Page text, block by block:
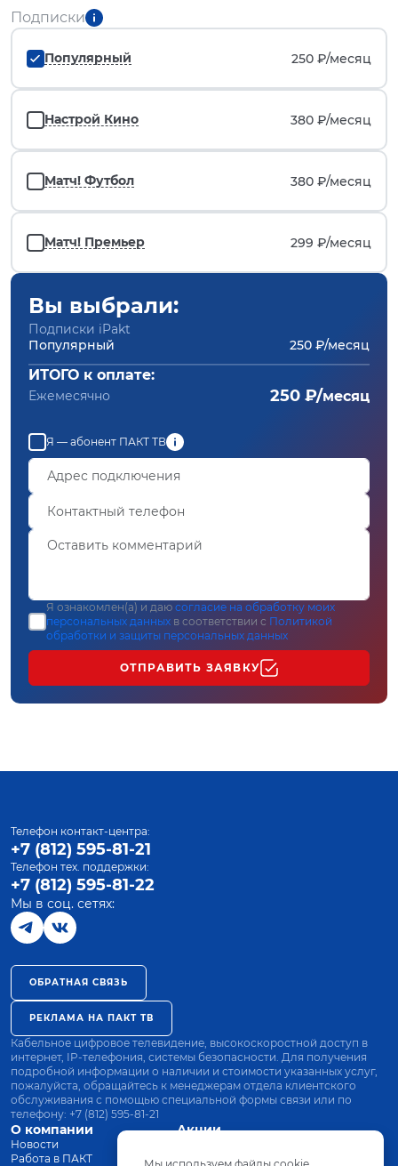
Подписки
Популярный 250 ₽/месяц
Настрой Кино 380 ₽/месяц
Матч! Футбол 380 ₽/месяц
Матч! Премьер 299 ₽/месяц
Вы выбрали:
Подписки iPakt
Популярный
250 ₽/месяц
ИТОГО к оплате:
Ежемесячно 250 ₽/месяц
Я — абонент ПАКТ ТВ
Я ознакомлен(а) и даю согласие на обработку моих
персональных данных в соответствии с Политикой
обработки и защиты персональных данных
ОТПРАВИТЬ ЗАЯВКУ
О компании
Новости
Работа в ПАКТ
Акции
Оплата
Телефон контакт-центра:
+7 (812) 595-81-21
Телефон тех. поддержки:
+7 (812) 595-81-22
Мы в соц. сетях:
ОБРАТНАЯ СВЯЗЬ
РЕКЛАМА НА ПАКТ ТВ
Кабельное цифровое телевидение, высокоскоростной доступ в
интернет, IP-телефония, системы безопасности. Для получения
подробной информации о наличии и стоимости указанных услуг,
пожалуйста, обращайтесь к менеджерам отдела клиентского
обслуживания с помощью специальной формы связи или по
телефону: +7 (812) 595-81-21